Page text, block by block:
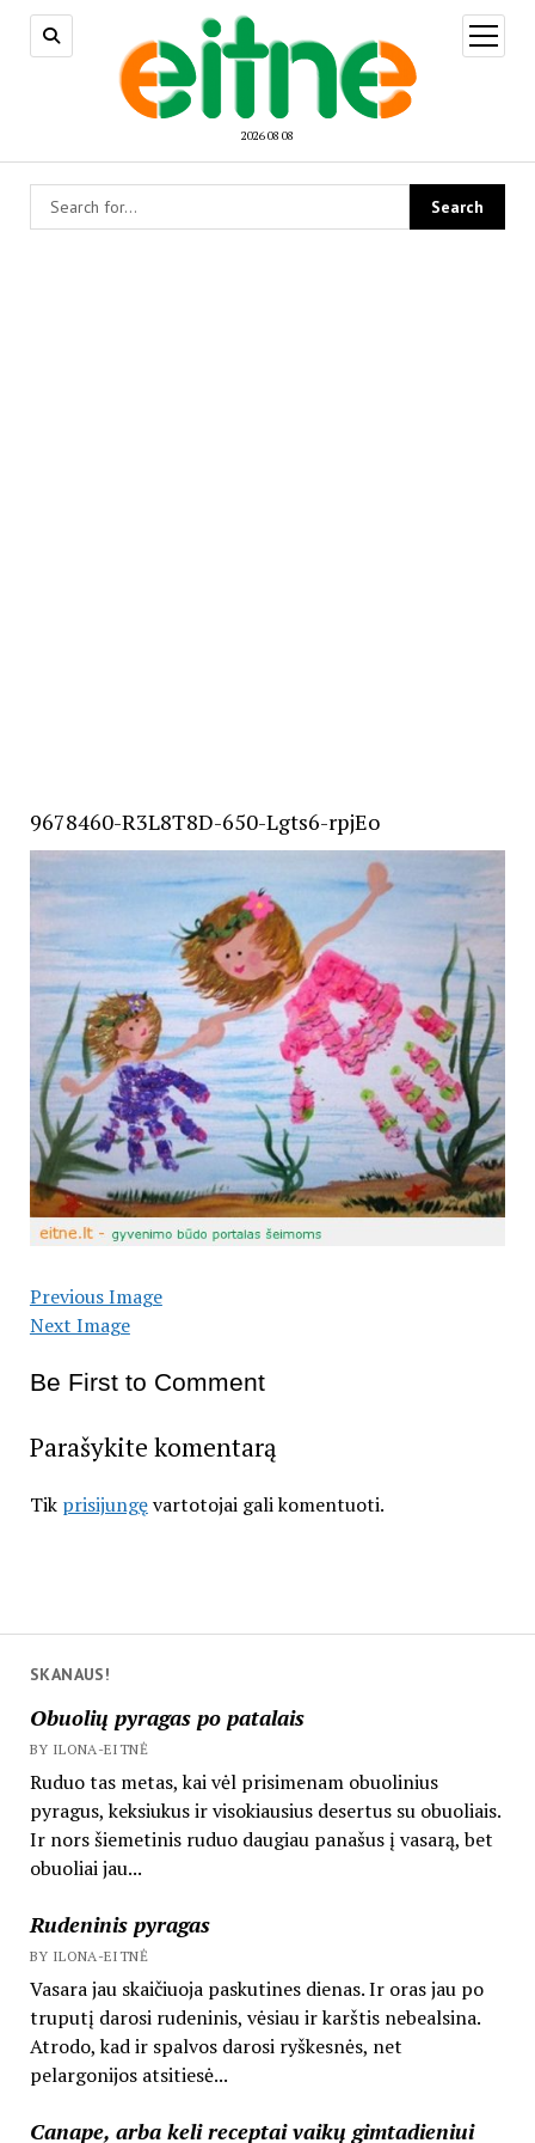
2026 08 08
open
menu
SKANAUS!
Obuolių pyragas po patalais
BY ILONA-EITNĖ
Ruduo tas metas, kai vėl prisimenam obuolinius
pyragus, keksiukus ir visokiausius desertus su obuoliais.
Ir nors šiemetinis ruduo daugiau panašus į vasarą, bet
obuoliai jau...
Rudeninis pyragas
BY ILONA-EITNĖ
Vasara jau skaičiuoja paskutines dienas. Ir oras jau po
truputį darosi rudeninis, vėsiau ir karštis nebealsina.
Atrodo, kad ir spalvos darosi ryškesnės, net
pelargonijos atsitiesė...
Canape, arba keli receptai vaikų gimtadieniui
9678460-R3L8T8D-650-Lgts6-rpjEo
Previous Image
Next Image
Be First to Comment
Parašykite komentarą
Tik prisijungęvartotojai gali komentuoti.